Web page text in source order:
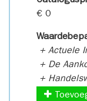
€ 0
+ Actuele
+ De
+